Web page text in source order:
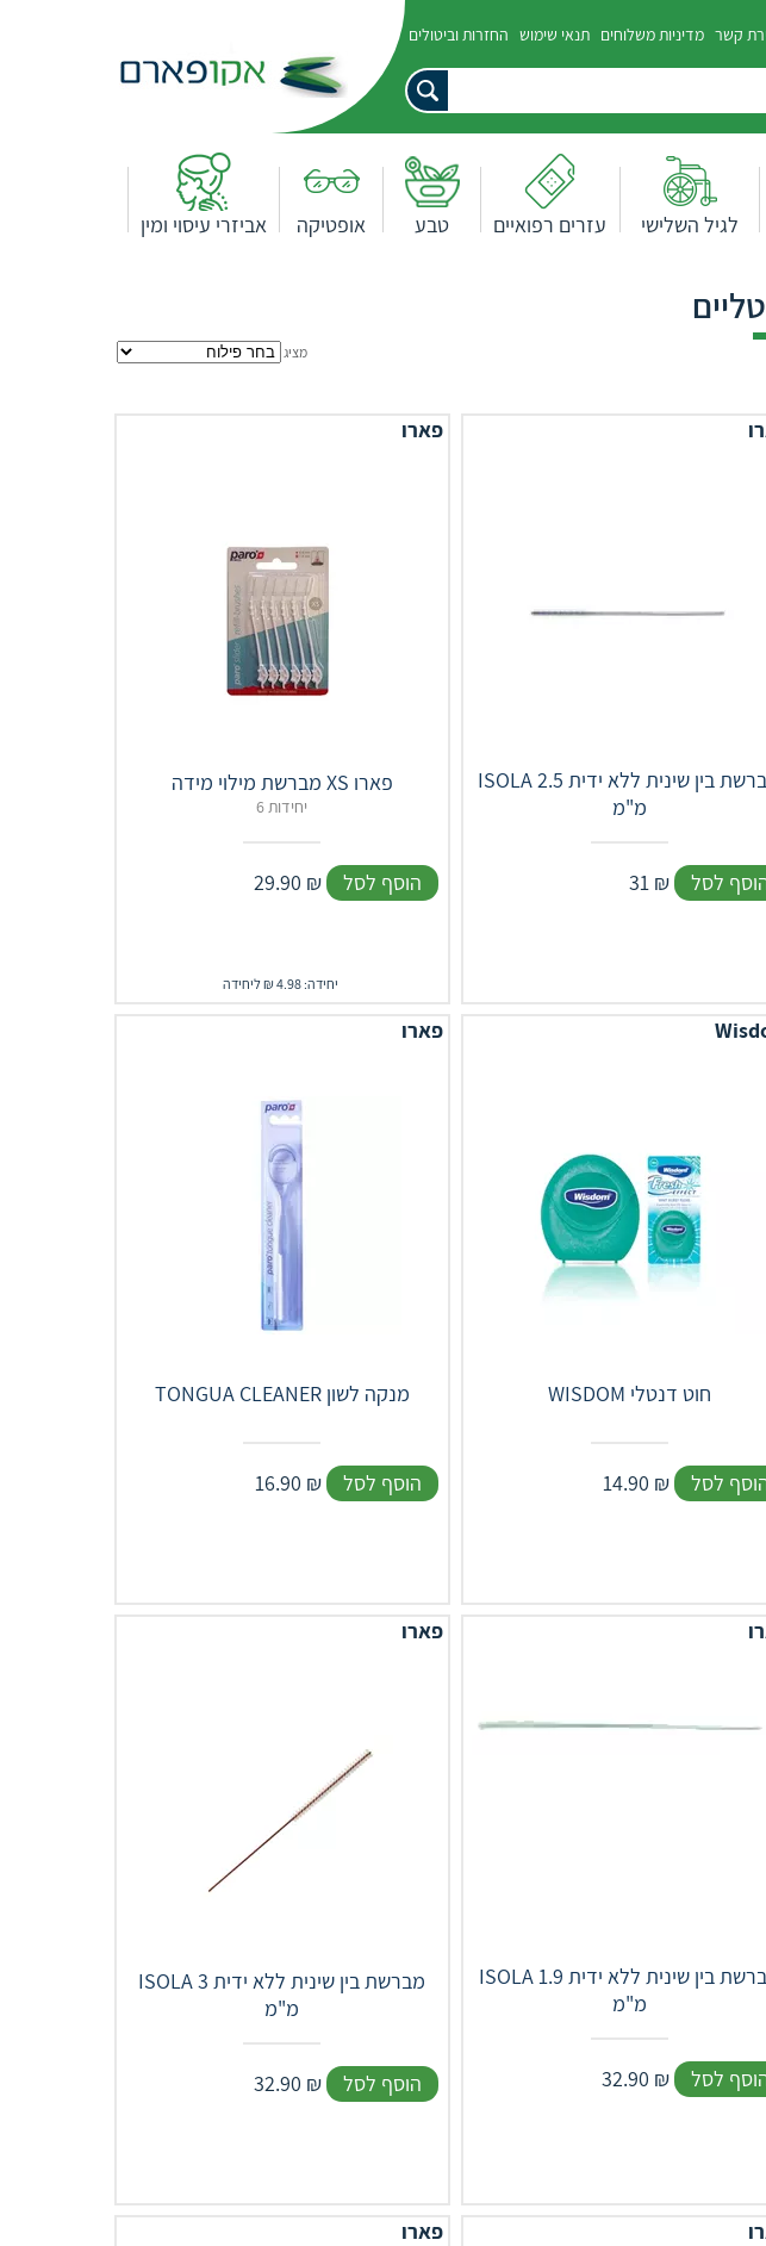
קשר מדיניות משלוחים תנאי שימוש החזרות וביטולים
לגיל השלישי עזרים רפואיים טבע אופטיקה אביזרי עיסוי ומין
מציג
ISOLA מברשת בין שינית ללא ידית 2.5
מ"מ
31 ₪ לסל
פארו
מברשת מילוי מידה XS פארו
6 יחידות
29.90 ₪ הוסף לסל
יחידה: 4.98 ₪ ליחידה
WISDOM חוט דנטלי
14.90 ₪ לסל
פארו
TONGUA CLEANER מנקה לשון
16.90 ₪ הוסף לסל
ISOLA מברשת בין שינית ללא ידית 1.9
מ"מ
32.90 ₪ לסל
פארו
ISOLA מברשת בין שינית ללא ידית 3
מ"מ
32.90 ₪ הוסף לסל
פארו